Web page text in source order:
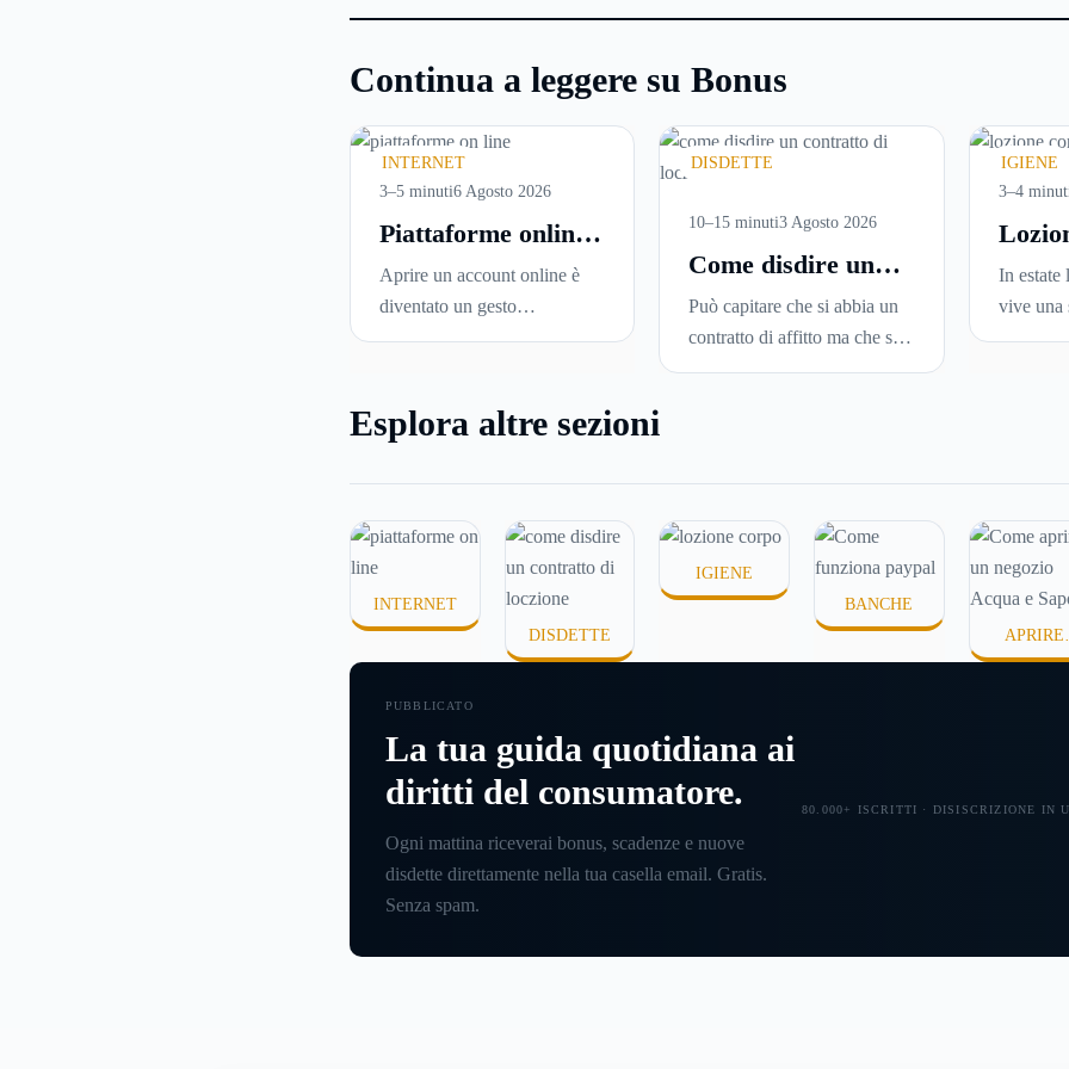
Continua a leggere su Bonus
INTERNET
3–5 minuti6 Agosto 2026
Piattaforme online:
cosa controllare
prima di iscriversi
e usare servizi in
Aprire un account online è
diventato un gesto
automatico. Si inserisce
di condizioni senza leggerle
che ci si fermi a capire dove
DISDETTE
10–15 minuti3 Agosto 2026
Come disdire un
contratto di
locazione in modo
corretto ed efficace
Può capitare che si abbia un
contratto di affitto ma che si
voglia trasferirsi in una nuova
chiedersi se è possibile
locazione
prima che scada. In
questa guida capiremo come
IGIENE
3–4
la
In estate
vive una
Sole,
proprio
Esplora altre sezioni
INTERNET
DISDETTE
IGIENE
BANCHE
APRIRE
PUBBLICATO
La tua guida quotidiana ai
diritti del consumatore.
Ogni mattina riceverai bonus, scadenze e nuove
disdette direttamente nella tua casella email. Gratis.
Senza spam.
80.000+ ISCRITTI · DISISCRIZIONE IN